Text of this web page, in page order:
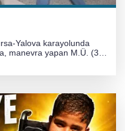
Yalova karayolunda
manevra yapan M.Ü. (35)